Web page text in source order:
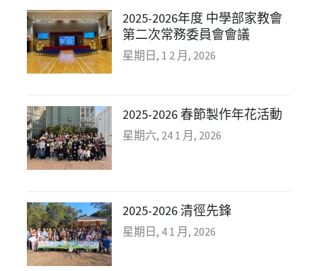
2025-2026年度 中學部家教會
第二次常務委員會會議
星期日, 1 2 月, 2026
2025-2026 春節製作年花活動
星期六, 24 1 月, 2026
2025-2026 清徑先鋒
星期日, 4 1 月, 2026